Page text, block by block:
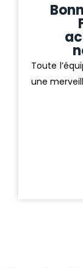
Toute
une